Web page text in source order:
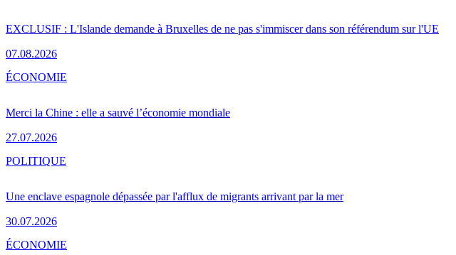
EXCLUSIF : L'Islande demande à Bruxelles de ne pas s'immiscer dans son référendum sur l'UE
07.08.2026
Merci la Chine : elle a sauvé l’économie mondiale
27.07.2026
ÉCONOMIE
Une enclave espagnole dépassée par l'afflux de migrants arrivant par la mer
30.07.2026
POLITIQUE
ÉCONOMIE